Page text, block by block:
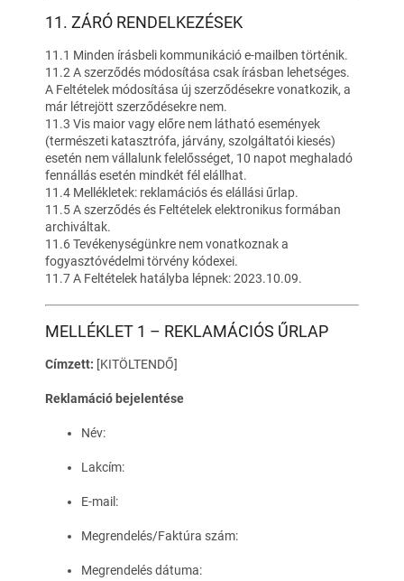
11. ZÁRÓ RENDELKEZÉSEK
11.1 Minden írásbeli kommunikáció e-mailben történik.
11.2 A szerződés módosítása csak írásban lehetséges.
A Feltételek módosítása új szerződésekre vonatkozik, a
már létrejött szerződésekre nem.
11.3 Vis maior vagy előre nem látható események
(természeti katasztrófa, járvány, szolgáltatói kiesés)
esetén nem vállalunk felelősséget, 10 napot meghaladó
fennállás esetén mindkét fél elállhat.
11.4 Mellékletek: reklamációs és elállási űrlap.
11.5 A szerződés és Feltételek elektronikus formában
archiváltak.
11.6 Tevékenységünkre nem vonatkoznak a
fogyasztóvédelmi törvény kódexei.
11.7 A Feltételek hatályba lépnek: 2023.10.09.
MELLÉKLET 1 – REKLAMÁCIÓS ŰRLAP
Címzett: [KITÖLTENDŐ]
Reklamáció bejelentése
Név:
Lakcím:
E-mail:
Megrendelés/Faktúra szám:
Megrendelés dátuma: